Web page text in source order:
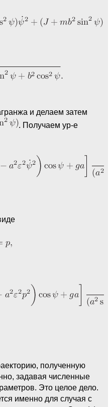
и делаем затем
. Получаем ур-е
полученную
задавая численные
Это целое дело.
именно для случая с